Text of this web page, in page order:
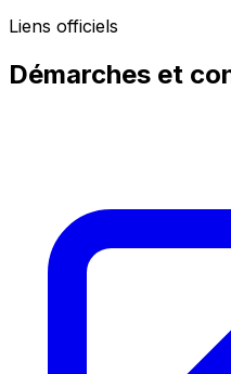
Liens officiels
Démarches et